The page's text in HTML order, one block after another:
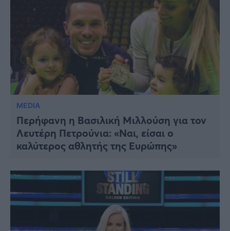
MEDIA
Περήφανη η Βασιλική Μιλλούση για τον
Λευτέρη Πετρούνια: «Ναι, είσαι ο
καλύτερος αθλητής της Ευρώπης»